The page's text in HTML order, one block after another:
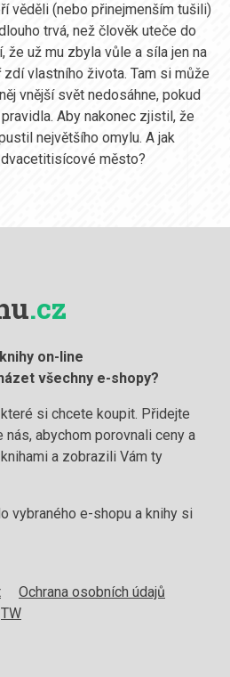
věděli (nebo přinejmenším tušili)
trvá, než člověk uteče do
že už mu zbyla vůle a síla jen na
vlastního života. Tam si může
vnější svět nedosáhne, pokud
Aby nakonec zjistil, že
největšího omylu. A jak
město?
.cz
on-line
všechny e-shopy?
které si chcete koupit. Přidejte
nás, abychom porovnali ceny a
a zobrazili Vám ty
vybraného e-shopu a knihy si
Ochrana osobních údajů
TW